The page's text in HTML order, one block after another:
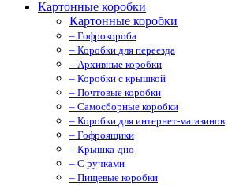
Картонные коробки
Картонные коробки
– Гофрокороба
– Коробки для переезда
– Архивные коробки
– Коробки с крышкой
– Почтовые коробки
– Самосборные коробки
– Коробки для интернет-магазинов
– Гофроящики
– Крышка-дно
– С ручками
– Пищевые коробки